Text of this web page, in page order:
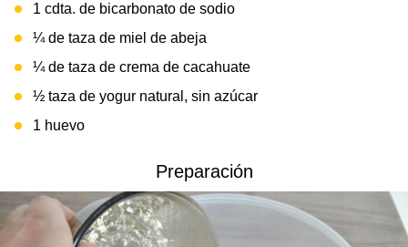
1 cdta. de bicarbonato de sodio
¼ de taza de miel de abeja
¼ de taza de crema de cacahuate
½ taza de yogur natural, sin azúcar
1 huevo
Preparación